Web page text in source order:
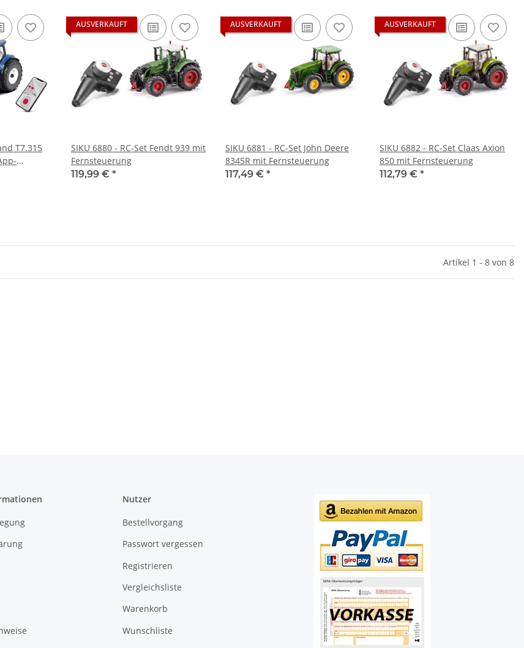
T7.315
AUSVERKAUFT
SIKU 6880 - RC-Set Fendt 939 mit
Fernsteuerung
119,99 € *
AUSVERKAUFT
SIKU 6881 - RC-Set John Deere
8345R mit Fernsteuerung
117,49 € *
AUSVERKAUFT
SIKU 6882 - RC-Set Claas Axion
850 mit Fernsteuerung
112,79 € *
Artikel 1 - 8 von 8
Nutzer
Bestellvorgang
Passwort vergessen
Registrieren
Vergleichsliste
Warenkorb
Wunschliste